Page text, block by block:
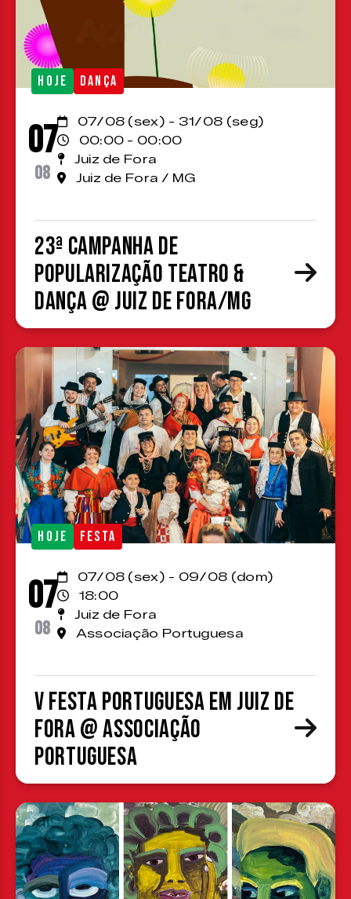
HOJE DANÇA
07
08
07/08 (sex) - 31/08 (seg)
00:00 - 00:00
Juiz de Fora
Juiz de Fora / MG
23ª Campanha de
Popularização Teatro &
Dança @ Juiz de Fora/MG
HOJE FESTA
07
08
07/08 (sex) - 09/08 (dom)
18:00
Juiz de Fora
Associação Portuguesa
V Festa Portuguesa em Juiz de
Fora @ Associação
Portuguesa